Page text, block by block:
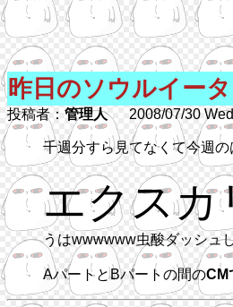
昨日のソウルイー
投稿者： 管理人2008/07/30 Wed
千週分すら見てなくて今週
エクスカ
うはwwwwww虫酸ダッシュ
AパートとBパートの間のCM